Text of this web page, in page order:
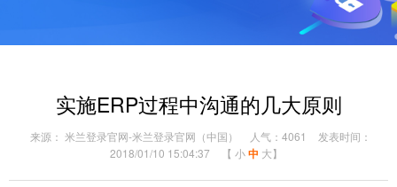
实施ERP过程中沟通的几大原则
来源： 米兰登录官网-米兰登录官网（中国） 人气：4061
发表时间：
2018/01/10 15:04:37
【 小中 大】